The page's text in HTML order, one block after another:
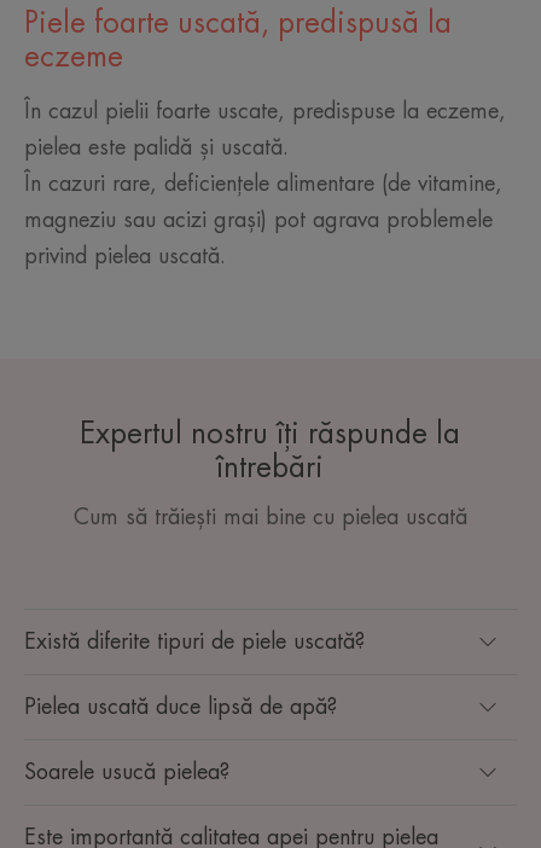
Piele foarte uscată, predispusă la
eczeme
În cazul pielii foarte uscate, predispuse la eczeme,
pielea este palidă și uscată.
În cazuri rare, deficiențele alimentare (de vitamine,
magneziu sau acizi grași) pot agrava problemele
privind pielea uscată.
Expertul nostru îți răspunde la
întrebări
Cum să trăiești mai bine cu pielea uscată
Există diferite tipuri de piele uscată?
Pielea uscată duce lipsă de apă?
Soarele usucă pielea?
Este importantă calitatea apei pentru pielea